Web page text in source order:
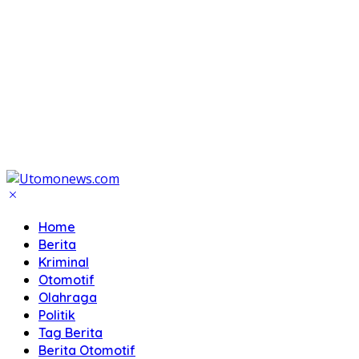
Home
Berita
Kriminal
Otomotif
Olahraga
Politik
Tag Berita
Berita Otomotif